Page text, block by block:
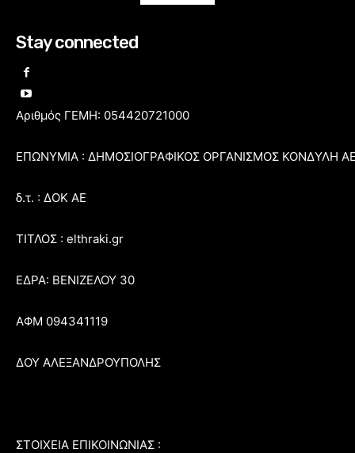
Stay connected
Αριθμός ΓΕΜΗ: 054420721000
ΕΠΩΝΥΜΙΑ : ΔΗΜΟΣΙΟΓΡΑΦΙΚΟΣ ΟΡΓΑΝΙΣΜΟΣ ΚΟΝΔΥΛΗ
δ.τ. : ΔΟΚ ΑΕ
ΤΙΤΛΟΣ : elthraki.gr
ΕΔΡΑ: ΒΕΝΙΖΕΛΟΥ 30
ΑΦΜ 094341119
ΔΟΥ ΑΛΕΞΑΝΔΡΟΥΠΟΛΗΣ
ΣΤΟΙΧΕΙΑ ΕΠΙΚΟΙΝΩΝΙΑΣ :